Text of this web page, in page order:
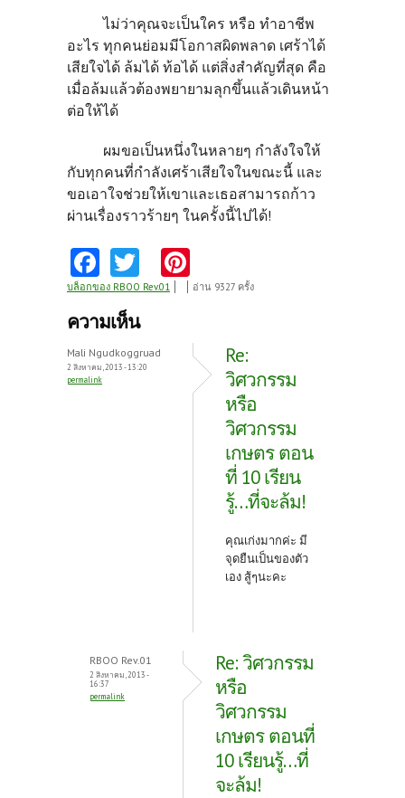
ไม่ว่าคุณจะเป็นใคร หรือ ทำอาชีพ
อะไร ทุกคนย่อมมีโอกาสผิดพลาด เศร้าได้
เสียใจได้ ล้มได้ ท้อได้ แต่สิ่งสำคัญที่สุด คือ
เมื่อล้มแล้วต้องพยายามลุกขึ้นแล้วเดินหน้า
ต่อให้ได้
ผมขอเป็นหนึ่งในหลายๆ กำลังใจให้
กับทุกคนที่กำลังเศร้าเสียใจในขณะนี้ และ
ขอเอาใจช่วยให้เขาและเธอสามารถก้าว
ผ่านเรื่องราวร้ายๆ ในครั้งนี้ไปได้!
Fa
ce
b
o
o
w
itt
er
nt
es
t
บล็อกของ RBOO Rev.01 อ่าน 9327 ครั้ง
ความเห็น
Mali Ngudkoggruad
2 สิงหาคม, 2013 - 13:20
permalink
Re:
วิศวกรรม
หรือ
วิศวกรรม
เกษตร ตอน
ที่ 10 เรียน
รู้…ที่จะล้ม!
คุณเก่งมากค่ะ มี
จุดยืนเป็นของตัว
เอง สู้ๆนะคะ
RBOO Rev.01
2 สิงหาคม, 2013 -
16:37
permalink
Re: วิศวกรรม
หรือ
วิศวกรรม
เกษตร ตอนที่
10 เรียนรู้…ที่
จะล้ม!